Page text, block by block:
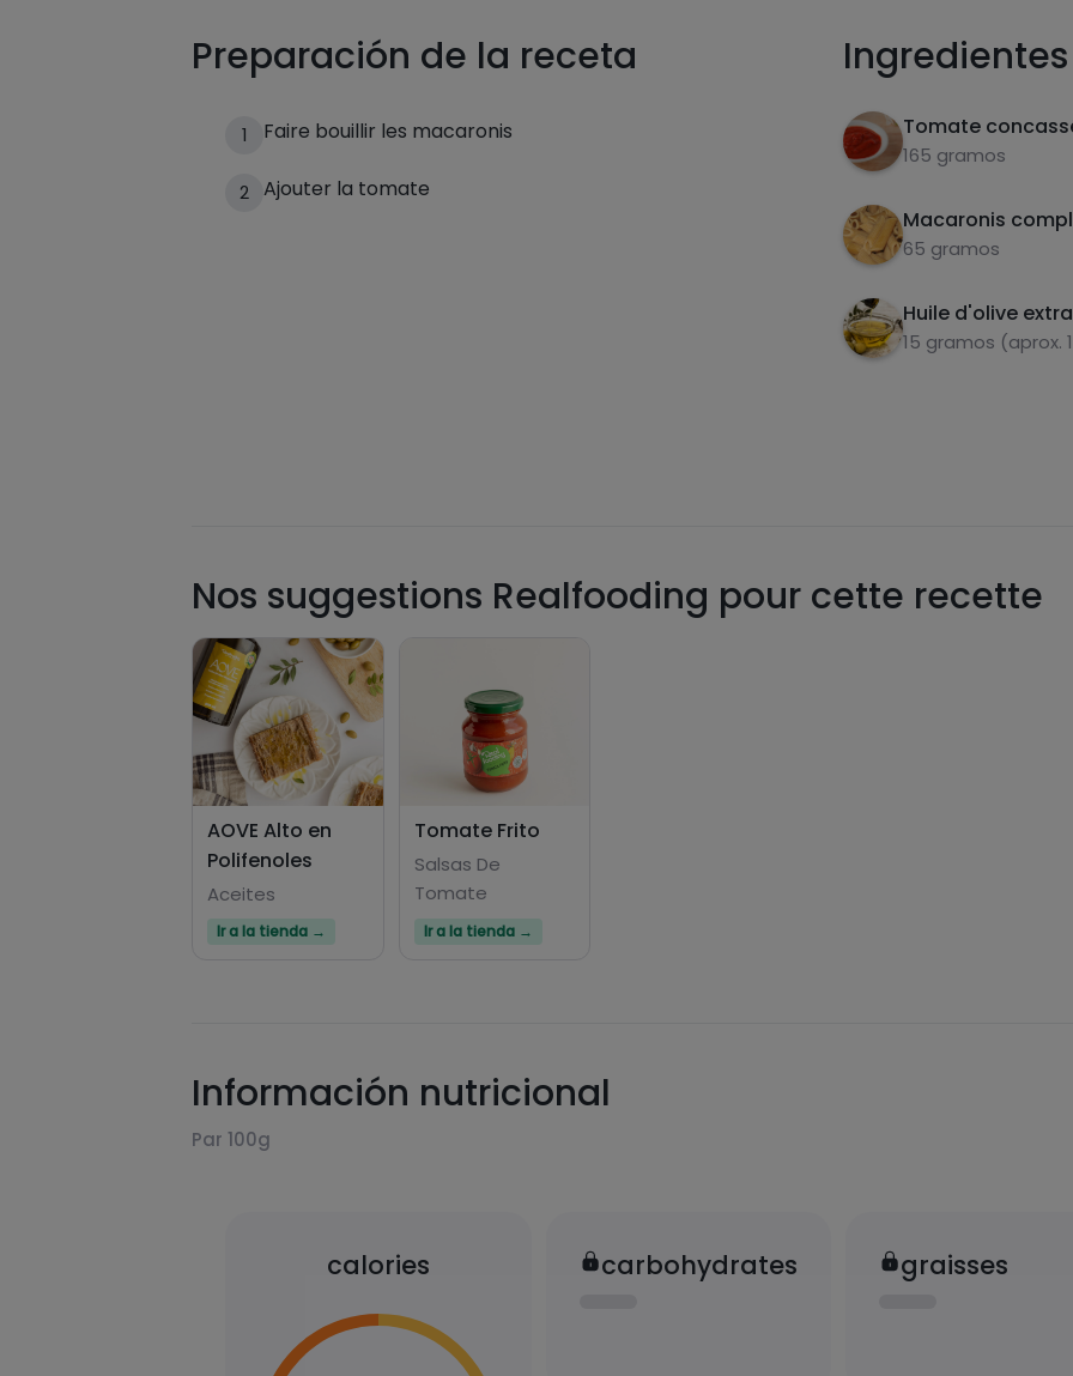
Preparación de la receta
1 Faire bouillir les macaronis
2 Ajouter la tomate
Ingredientes
Tomate
165 gramos
Macaronis
65 gramos
Huile d'olive
15 gramos (aprox.
Nos suggestions Realfooding pour cette recette
AOVE Alto en
Polifenoles
Aceites
Ir a la tienda →
Tomate Frito
Salsas De
Tomate
Ir a la tienda →
Información nutricional
Par 100g
calories carbohydrates graisses